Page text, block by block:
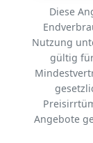
Diese
Nutzung
gültig
Angebote